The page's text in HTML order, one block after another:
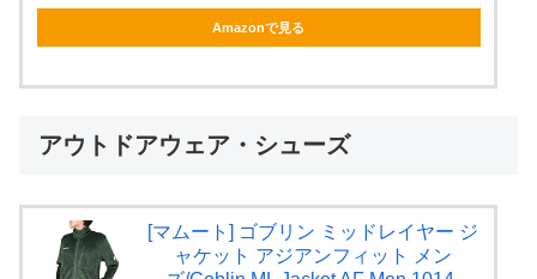
Amazonで見る
アウトドアウェア・シューズ
[マムート] ゴブリン ミッドレイヤー ジ
ャケット アジアンフィット メン